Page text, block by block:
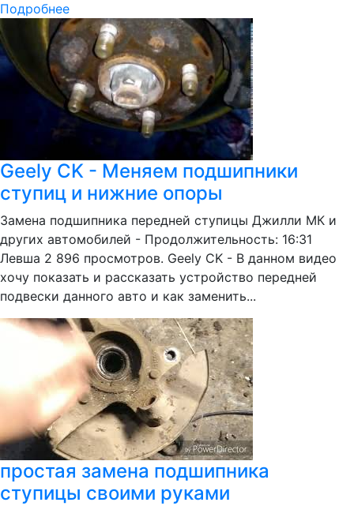
Подробнее
Geely CK - Меняем подшипники
ступиц и нижние опоры
Замена подшипника передней ступицы Джилли МК и
других автомобилей - Продолжительность: 16:31
Левша 2 896 просмотров. Geely CK - В данном видео
хочу показать и рассказать устройство передней
подвески данного авто и как заменить...
простая замена подшипника
ступицы своими руками